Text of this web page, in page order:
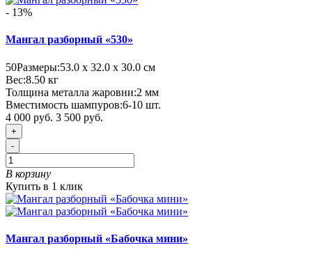
- 13%
Мангал разборный «530»
50Размеры:53.0 х 32.0 х 30.0 см
Вес:8.50 кг
Толщина металла жаровни:2 мм
Вместимость шампуров:6-10 шт.
4 000 руб. 3 500 руб.
+
-
В корзину
Купить в 1 клик
Мангал разборный «Бабочка мини»